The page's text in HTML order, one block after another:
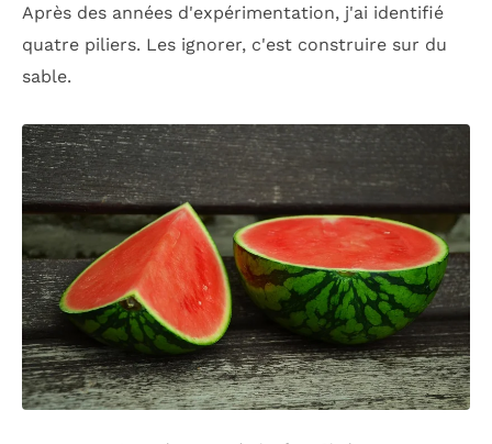
Après des années d'expérimentation, j'ai identifié
quatre piliers. Les ignorer, c'est construire sur du
sable.